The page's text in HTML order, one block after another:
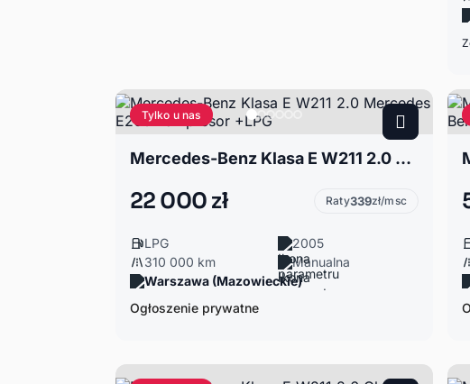
Tylko u nas
Mercedes-Benz Klasa E W211 2.0 Mercedes E200 kompresor +LPG
22 000 zł Raty339zł/msc
LPG
2005
310 000 km
Manualna
Warszawa (Mazowieckie)
Ogłoszenie prywatne